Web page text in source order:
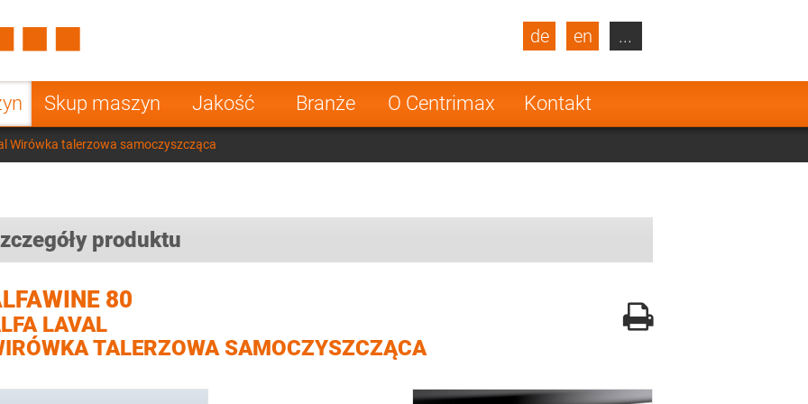
Skup maszyn Jakość Branże O Centrimax Kontakt
de en
Turkey
Poland Norway
Netherlands
...
Wirówka talerzowa samoczyszcząca
produktu
80
LAVAL
TALERZOWA SAMOCZYSZCZĄCA